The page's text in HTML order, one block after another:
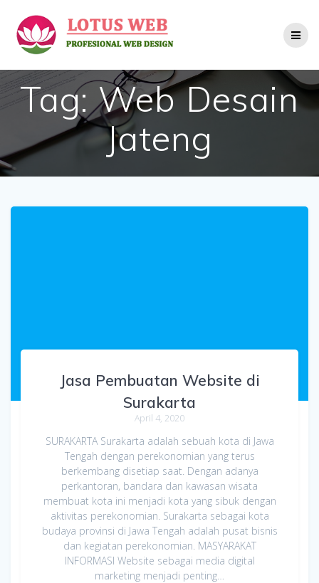
to
content
Tag:Web Desain
Jateng
Jasa Pembuatan Website di
Surakarta
April 4, 2020
SURAKARTA Surakarta adalah sebuah kota di Jawa
Tengah dengan perekonomian yang terus
berkembang disetiap saat. Dengan adanya
perkantoran, bandara dan kawasan wisata
membuat kota ini menjadi kota yang sibuk dengan
aktivitas perekonomian. Surakarta sebagai kota
budaya provinsi di Jawa Tengah adalah pusat bisnis
dan kegiatan perekonomian. MASYARAKAT
INFORMASI Website sebagai media digital
marketing menjadi penting…